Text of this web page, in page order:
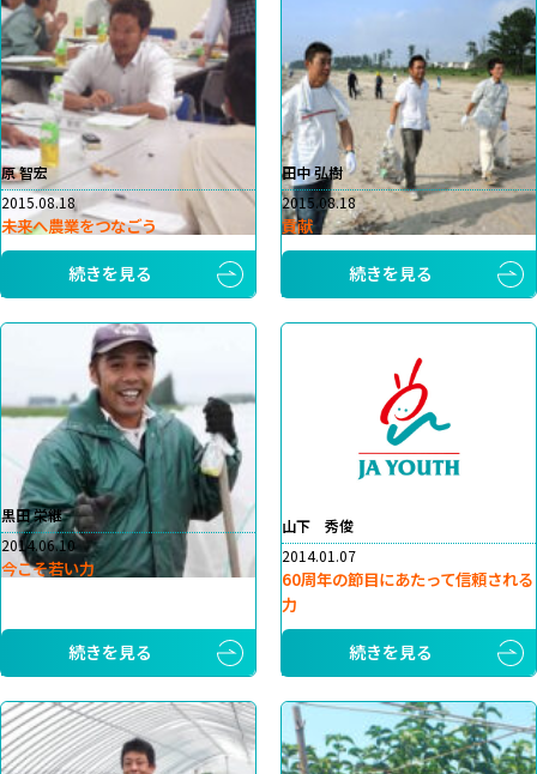
原 智宏
2015.08.18
未来へ農業をつなごう
続きを見る
田中 弘樹
2015.08.18
貢献
続きを見る
黒田 栄継
2014.06.10
今こそ若い力
続きを見る
山下 秀俊
2014.01.07
60周年の節目にあたって信頼される
力
続きを見る